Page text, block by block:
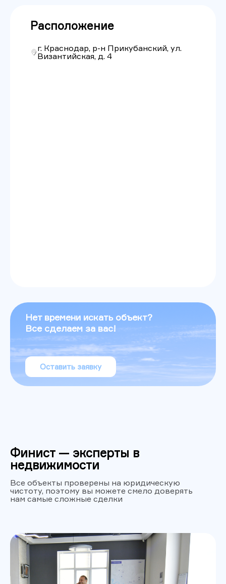
Расположение
г. Краснодар, р-н Прикубанский, ул.
Византийская, д. 4
Нет времени искать объект?
Все сделаем за вас!
Оставить заявку
Финист — эксперты в
недвижимости
Все объекты проверены на юридическую
чистоту, поэтому вы можете смело доверять
нам самые сложные сделки